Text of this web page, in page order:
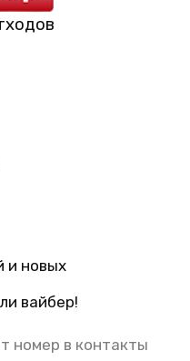
и новых
вайбер!
номер в контакты